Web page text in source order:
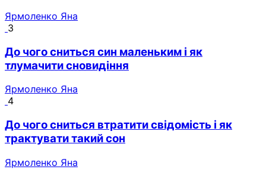
Ярмоленко Яна
3
До чого сниться син маленьким і як
тлумачити сновидіння
Ярмоленко Яна
4
До чого сниться втратити свідомість і як
трактувати такий сон
Ярмоленко Яна